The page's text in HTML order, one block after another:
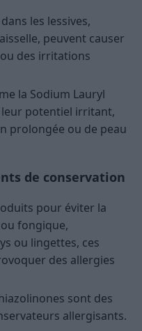
les lessives,
peuvent causer
des irritations
la Sodium Lauryl
potentiel irritant,
prolongée ou de peau
de conservation
pour éviter la
fongique,
ou lingettes, ces
des allergies
sont des
allergisants.